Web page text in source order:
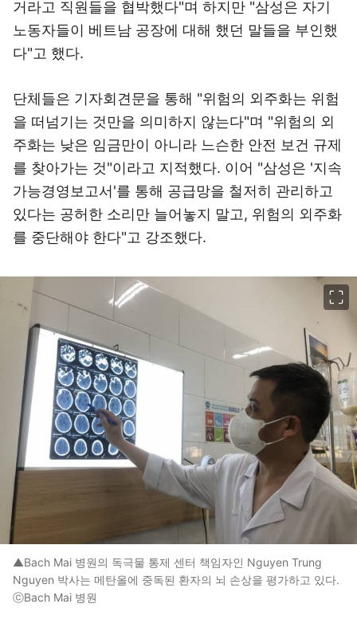
거라고 직원들을 협박했다"며 하지만 "삼성은 자기
노동자들이 베트남 공장에 대해 했던 말들을 부인했
다"고 했다.
단체들은 기자회견문을 통해 "위험의 외주화는 위험
을 떠넘기는 것만을 의미하지 않는다"며 "위험의 외
주화는 낮은 임금만이 아니라 느슨한 안전 보건 규제
를 찾아가는 것"이라고 지적했다. 이어 "삼성은 '지속
가능경영보고서'를 통해 공급망을 철저히 관리하고
있다는 공허한 소리만 늘어놓지 말고, 위험의 외주화
를 중단해야 한다"고 강조했다.
▲Bach Mai 병원의 독극물 통제 센터 책임자인 Nguyen Trung
Nguyen 박사는 메탄올에 중독된 환자의 뇌 손상을 평가하고 있다.
ⓒBach Mai 병원